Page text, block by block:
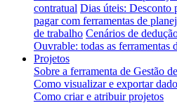
contratual Dias úteis: Desconto
pagar com ferramentas de
de trabalho Cenários de
Ouvrable: todas as ferramentas
Projetos
Sobre a ferramenta de Gestão
Como visualizar e exportar
Como criar e atribuir projetos